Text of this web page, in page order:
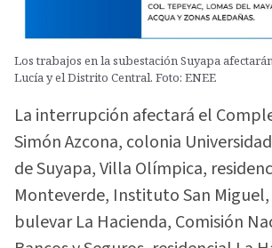
Los trabajos en la subestación Suyapa
Lucía y el Distrito Central. Foto: ENEE
La interrupción afectará el
Simón Azcona, colonia
de Suyapa, Villa Olímpica,
Monteverde, Instituto San
bulevar La Hacienda, Comisión